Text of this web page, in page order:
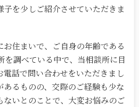
子を少しご紹介させていただきま
住まいで、ご自身の年齢である
を調べている中で、当相談所に目
電話で問い合わせをいただきまし
るものの、交際のご経験も少な
ないとのことで、大変お悩みのご